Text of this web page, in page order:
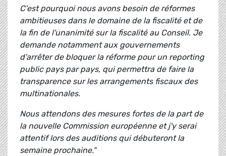
C'est pourquoi nous avons besoin de réformes
ambitieuses dans le domaine de la fiscalité et de
la fin de l'unanimité sur la fiscalité au Conseil. Je
demande notamment aux gouvernements
d'arrêter de bloquer la réforme pour un reporting
public pays par pays, qui permettra de faire la
transparence sur les arrangements fiscaux des
multinationales.
Nous attendons des mesures fortes de la part de
la nouvelle Commission européenne et j'y serai
attentif lors des auditions qui débuteront la
semaine prochaine."